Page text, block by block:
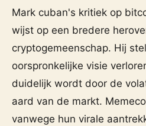
Mark cuban's kritiek op
wijst op een bredere
cryptogemeenschap. Hij
oorspronkelijke visie
duidelijk wordt door de
aard van de markt.
vanwege hun virale